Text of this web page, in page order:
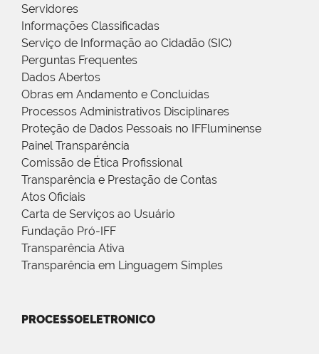
Servidores
Informações Classificadas
Serviço de Informação ao Cidadão (SIC)
Perguntas Frequentes
Dados Abertos
Obras em Andamento e Concluídas
Processos Administrativos Disciplinares
Proteção de Dados Pessoais no IFFluminense
Painel Transparência
Comissão de Ética Profissional
Transparência e Prestação de Contas
Atos Oficiais
Carta de Serviços ao Usuário
Fundação Pró-IFF
Transparência Ativa
Transparência em Linguagem Simples
PROCESSOELETRONICO